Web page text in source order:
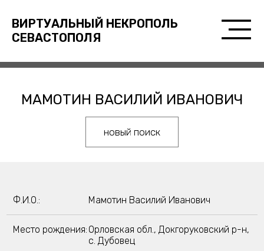
ВИРТУАЛЬНЫЙ НЕКРОПОЛЬ
СЕВАСТОПОЛЯ
МАМОТИН ВАСИЛИЙ ИВАНОВИЧ
новый поиск
Ф.И.О.: Мамотин Василий Иванович
Место рождения: Орловская обл., Докгоруковский р-н,
с. Дубовец